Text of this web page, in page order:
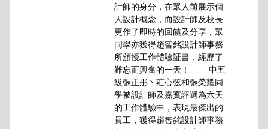
計師的身分，在眾人前展示個
人設計概念，而設計師及校長
更作了即時的回饋及分享，眾
同學亦獲得趙智銘設計師事務
所頒授工作體驗証書，經歷了
難忘而興奮的一天！ 中五
級張正彤丶莊心弦和張榮耀同
學被設計師及嘉賓評選為六天
的工作體驗中，表現最傑出的
員工，獲得趙智銘設計師事務